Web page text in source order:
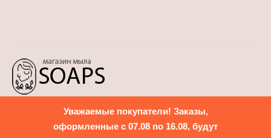
Уважаемые покупатели! Заказы,
оформленные с 07.08 по 16.08, будут
Политика конфиденциальности